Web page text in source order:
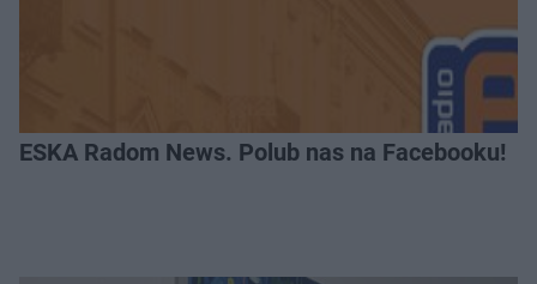
ESKA Radom News. Polub nas na Facebooku!